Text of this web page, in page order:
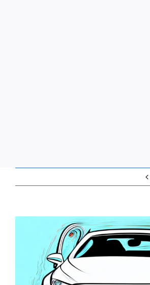
grösseres